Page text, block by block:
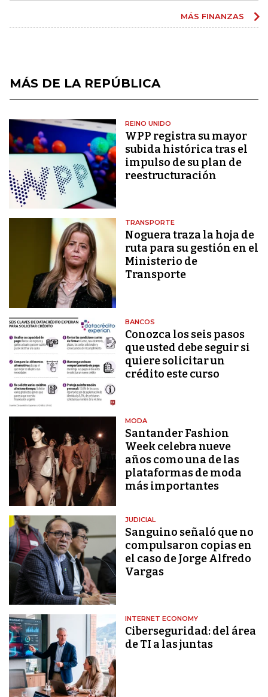
MÁS FINANZAS
MÁS DE LA REPÚBLICA
REINO UNIDO
WPP registra su mayor
subida histórica tras el
impulso de su plan de
reestructuración
TRANSPORTE
Noguera traza la hoja de
ruta para su gestión en el
Ministerio de
Transporte
BANCOS
Conozca los seis pasos
que usted debe seguir si
quiere solicitar un
crédito este curso
MODA
Santander Fashion
Week celebra nueve
años como una de las
plataformas de moda
más importantes
JUDICIAL
Sanguino señaló que no
compulsaron copias en
el caso de Jorge Alfredo
Vargas
INTERNET ECONOMY
Ciberseguridad: del área
de TI a las juntas